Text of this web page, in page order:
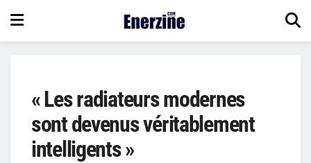
« Les radiateurs modernes
sont devenus véritablement
intelligents »